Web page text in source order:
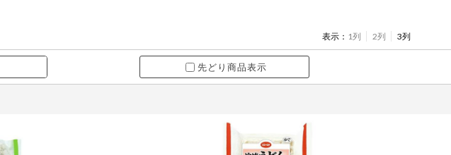
表示： 1列 2列 3列
先どり商品表示